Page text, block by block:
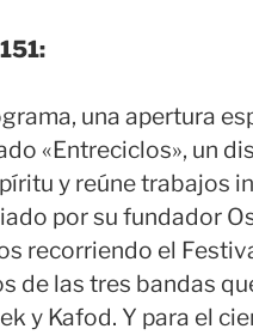
una apertura
«Entreciclos», un
y reúne trabajos
por su fundador
recorriendo el
de las tres bandas
y Kafod. Y para el